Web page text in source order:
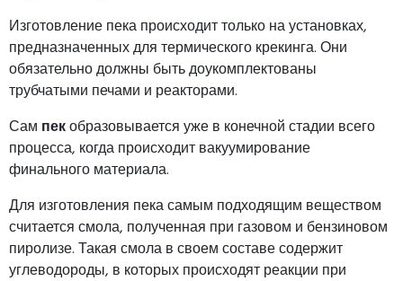
Изготовление пека происходит только на установках,
предназначенных для термического крекинга. Они
обязательно должны быть доукомплектованы
трубчатыми печами и реакторами.
Сам пекобразовывается уже в конечной стадии всего
процесса, когда происходит вакуумирование
финального материала.
Для изготовления пека самым подходящим веществом
считается смола, полученная при газовом и бензиновом
пиролизе. Такая смола в своем составе содержит
углеводороды, в которых происходят реакции при